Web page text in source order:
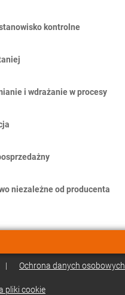
kontrolne
i wdrażanie w procesy
niezależne od producenta
| Ochrona danych osobowych
pliki cookie